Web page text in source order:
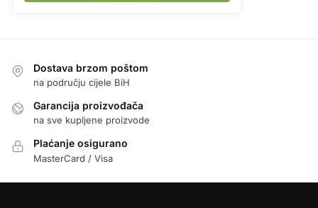
Dostava brzom poštom
na području cijele BiH
Garancija proizvođača
na sve kupljene proizvode
Plaćanje osigurano
MasterCard / Visa